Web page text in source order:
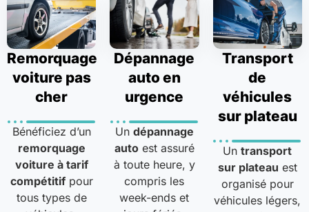
Remorquage
voiture pas
cher
Bénéficiez d’un
remorquage
voiture à tarif
compétitifpour
tous types de
Dépannage
auto en
urgence
Un dépannage
autoest assuré
à toute heure, y
compris les
week-ends et
Transport
de
véhicules
sur plateau
Untransport
sur plateau est
organisé pour
véhicules légers,